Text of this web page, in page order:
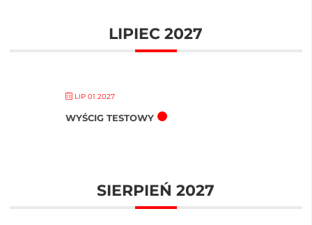
LIPIEC 2027
LIP 01 2027
WYŚCIG TESTOWY
SIERPIEŃ 2027